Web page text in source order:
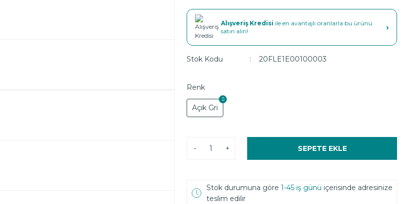
Alışveriş Kredisi ile en avantajlı oranlarla bu ürünü
satın alın!
›
Stok Kodu 20FLE1E00100003
Renk
Açık Gri
- + SEPETE EKLE
Stok durumuna göre 1-45 iş günü içerisinde adresinize
teslim edilir